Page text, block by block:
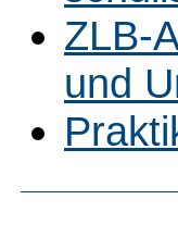
ZLB-
und